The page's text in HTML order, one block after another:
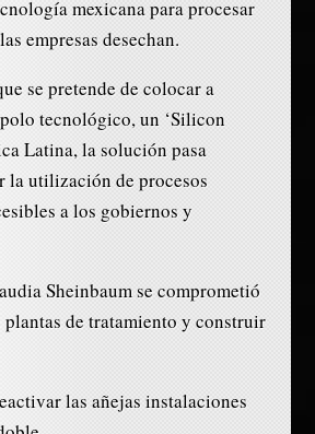
mexicana para procesar
empresas desechan.
se pretende de colocar a
tecnológico, un ‘Silicon
Latina, la solución pasa
la utilización de procesos
a los gobiernos y
Sheinbaum se comprometió
de tratamiento y construir
las añejas instalaciones